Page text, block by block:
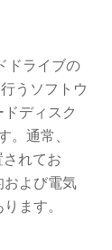
ドライブの
うソフトウ
ディスク
。通常、
されてお
および電気
ます。